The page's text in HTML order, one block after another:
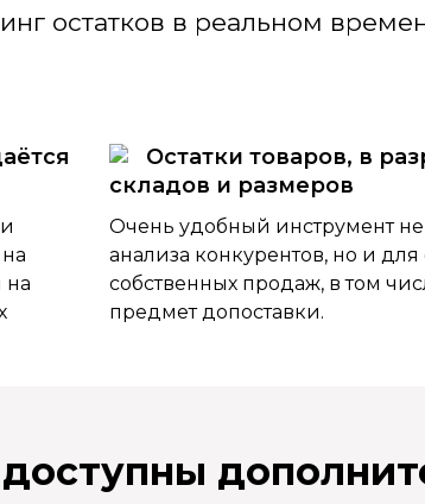
остатков в реальном
на
Остатки товаров, в
складов и размеров
Очень удобный инструмент не
анализа конкурентов, но и
собственных продаж, в том
предмет допоставки.